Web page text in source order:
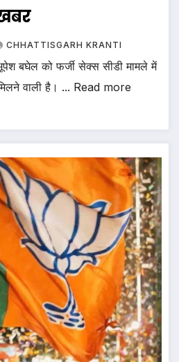
CHHATTISGARH KRANTI
बघेल को फर्जी सेक्स सीडी मामले में
वाली है। ... Read more